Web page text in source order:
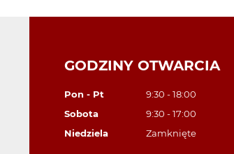
GODZINY OTWARCIA
Pon - Pt
9:30 - 18:00
Sobota
9:30 - 17:00
Niedziela
Zamknięte